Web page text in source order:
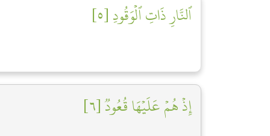
ٱلنَّارِ ذَاتِ ٱلۡوَقُودِ [٥]
إِذۡ هُمۡ عَلَيۡهَا قُعُودٞ [٦]